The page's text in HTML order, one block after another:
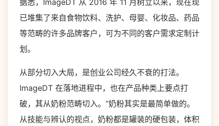
据悉，ImageDT 从 2016 年 11 月树立以来，现在现
已堆集了来自食物饮料、洗护、母婴、化妆品、药品
等范畴的许多品牌客户，可为不同的客户需求定制计
划。
从部分切入大局，是创业公司经久不衰的打法。
ImageDT 在落地进程中，也在产品种类上要点打
破，其从奶粉范畴切入。“奶粉其实是最简单做的。
从技能与辨认的视点，奶粉都是罐装的硬包装，体积